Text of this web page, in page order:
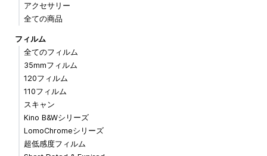
アクセサリー
全ての商品
フィルム
全てのフィルム
35mmフィルム
120フィルム
110フィルム
スキャン
Kino B&Wシリーズ
LomoChromeシリーズ
超低感度フィルム